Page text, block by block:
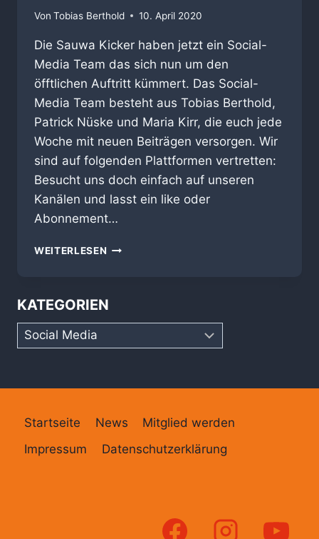
Von Tobias Berthold 10. April 2020
Die Sauwa Kicker haben jetzt ein Social-
Media Team das sich nun um den
öfftlichen Auftritt kümmert. Das Social-
Media Team besteht aus Tobias Berthold,
Patrick Nüske und Maria Kirr, die euch jede
Woche mit neuen Beiträgen versorgen. Wir
sind auf folgenden Plattformen vertretten:
Besucht uns doch einfach auf unseren
Kanälen und lasst ein like oder
Abonnement…
WEITERLESEN WIR
KATEGORIEN
Kategorien
Startseite News
Mitglied werden
Impressum
Datenschutzerklärung